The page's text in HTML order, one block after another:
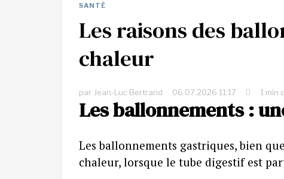
SANTÉ
Les raisons des
chaleur
par Jean-Luc Bertrand 06.07.2026 11:17 1 min
Les ballonnements :
Les ballonnements gastriques, bien
chaleur, lorsque le tube digestif est